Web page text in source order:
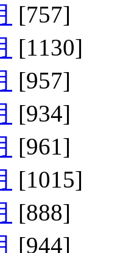
[757]
[1130]
[957]
[934]
[961]
[1015]
[888]
[944]